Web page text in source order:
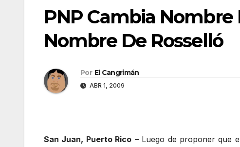
PNP Cambia Nombre
Nombre De Rosselló
Por El Cangrimán
ABR 1, 2009
San Juan, Puerto Rico – Luego de proponer que